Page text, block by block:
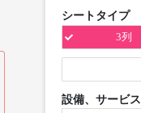
シートタイプ
3列
設備、サービス